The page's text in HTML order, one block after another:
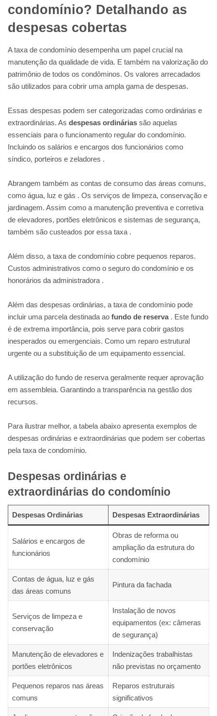
condomínio? Detalhando as
despesas cobertas
A taxa de condomínio desempenha um papel crucial na
manutenção da qualidade de vida. E também na valorização do
patrimônio de todos os condôminos. Os valores arrecadados
são utilizados para cobrir uma ampla gama de despesas.
Essas despesas podem ser categorizadas como ordinárias e
extraordinárias. As despesas ordinárias são aquelas
essenciais para o funcionamento regular do condomínio.
Incluindo os salários e encargos dos funcionários como
síndico, porteiros e zeladores .
Abrangem também as contas de consumo das áreas comuns,
como água, luz e gás . Os serviços de limpeza, conservação e
jardinagem. Assim como a manutenção preventiva e corretiva
de elevadores, portões eletrônicos e sistemas de segurança,
também são custeados por essa taxa .
Além disso, a taxa de condomínio cobre pequenos reparos.
Custos administrativos como o seguro do condomínio e os
honorários da administradora .
Além das despesas ordinárias, a taxa de condomínio pode
incluir uma parcela destinada ao fundo de reserva . Este fundo
é de extrema importância, pois serve para cobrir gastos
inesperados ou emergenciais. Como um reparo estrutural
urgente ou a substituição de um equipamento essencial.
A utilização do fundo de reserva geralmente requer aprovação
em assembleia. Garantindo a transparência na gestão dos
recursos.
Para ilustrar melhor, a tabela abaixo apresenta exemplos de
despesas ordinárias e extraordinárias que podem ser cobertas
pela taxa de condomínio.
Despesas ordinárias e
extraordinárias do condomínio
Despesas Ordinárias Despesas Extraordinárias
Salários e encargos de
funcionários
Obras de reforma ou
ampliação da estrutura do
condomínio
Contas de água, luz e gás
das áreas comuns
Pintura da fachada
Serviços de limpeza e
conservação
Instalação de novos
equipamentos (ex: câmeras
de segurança)
Manutenção de elevadores e
portões eletrônicos
Indenizações trabalhistas
não previstas no orçamento
Pequenos reparos nas áreas
comuns
Reparos estruturais
significativos